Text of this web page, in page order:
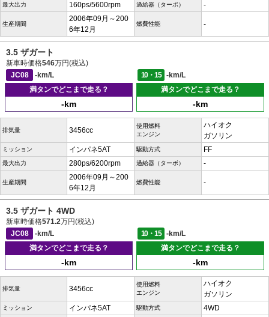
最大出力 160ps/5600rpm 過給器（ターボ） -
生産期間
2006年09月～200
6年12月
燃費性能 -
3.5 ザガート
新車時価格546万円(税込)
JC08
-km/L 10・15
-km/L
満タンでどこまで走る？
-km
満タンでどこまで走る？
-km
排気量 3456cc
使用燃料
エンジン
ハイオク
ガソリン
ミッション インパネ5AT 駆動方式 FF
最大出力 280ps/6200rpm 過給器（ターボ） -
生産期間
2006年09月～200
6年12月
燃費性能 -
3.5 ザガート 4WD
新車時価格571.2万円(税込)
JC08
-km/L 10・15
-km/L
満タンでどこまで走る？
-km
満タンでどこまで走る？
-km
排気量 3456cc
使用燃料
エンジン
ハイオク
ガソリン
ミッション インパネ5AT 駆動方式 4WD